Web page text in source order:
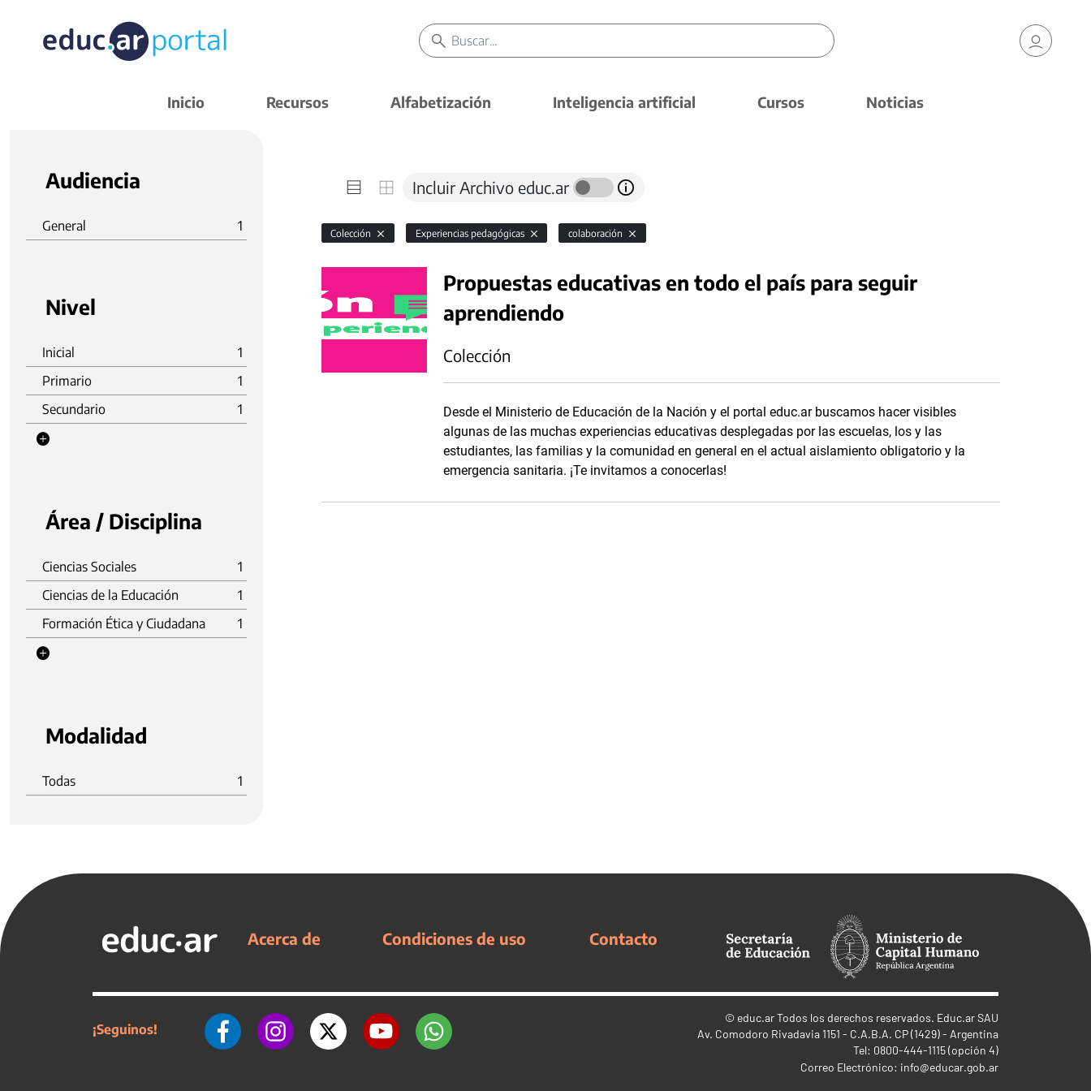
Inicio Recursos Alfabetización Inteligencia artificial Cursos Noticias
Audiencia
General 1
Nivel
Inicial
1
Primario
1
Secundario
1
Área / Disciplina
Ciencias Sociales
1
Ciencias de la Educación
1
Formación Ética y Ciudadana
1
Modalidad
Todas 1
Incluir Archivo educ.ar
Colección Experiencias pedagógicas colaboración
Propuestas educativas en todo el país para seguir
aprendiendo
Colección
Desde el Ministerio de Educación de la Nación y el portal educ.ar buscamos hacer visibles
algunas de las muchas experiencias educativas desplegadas por las escuelas, los y las
estudiantes, las familias y la comunidad en general en el actual aislamiento obligatorio y la
emergencia sanitaria. ¡Te invitamos a conocerlas!
Acerca de Condiciones de uso Contacto
¡Seguinos!
© educ.arTodos los derechos reservados. Educ.ar SAU
Av. Comodoro Rivadavia 1151 - C.A.B.A. CP (1429) - Argentina
Tel: 0800-444-1115 (opción 4)
Correo Electrónico: info@educar.gob.ar